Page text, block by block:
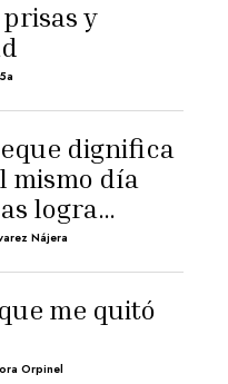
y
dignifica
mismo día
logra
Nájera
me quitó
Orpinel